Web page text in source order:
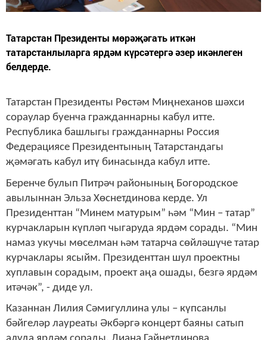
Татарстан Президенты мөрәҗәгать иткән
татарстанлыларга ярдәм күрсәтергә әзер икәнлеген
белдерде.
Татарстан Президенты Рөстәм Миңнеханов шәхси
сораулар буенча гражданнарны кабул итте.
Республика башлыгы гражданнарны Россия
Федерациясе Президентының Татарстандагы
җәмәгать кабул итү бинасында кабул итте.
Беренче булып Питрәч районының Богородское
авылыннан Эльза Хөснетдинова керде. Ул
Президенттан “Минем матурым” һәм “Мин – татар”
курчакларын күпләп чыгаруда ярдәм сорады. “Мин
намаз укучы мөселман һәм татарча сөйләшүче татар
курчаклары ясыйм. Президенттан шул проектны
хуплавын сорадым, проект аңа ошады, безгә ярдәм
итәчәк”, - диде ул.
Казаннан Лилия Сәмигуллина улы – күпсанлы
бәйгеләр лауреаты Әкбәргә концерт баяны сатып